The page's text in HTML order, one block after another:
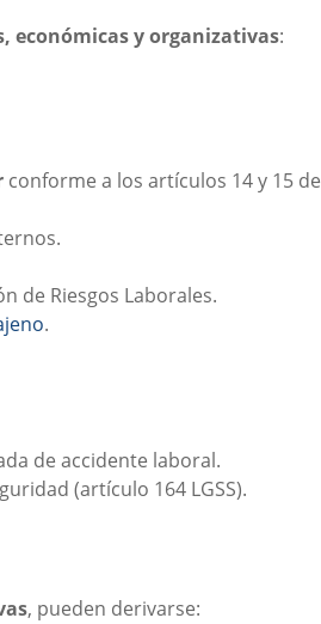
económicas y organizativas:
conforme a los artículos 14 y 15 de
de Riesgos Laborales.
.
de accidente laboral.
(artículo 164 LGSS).
, pueden derivarse: